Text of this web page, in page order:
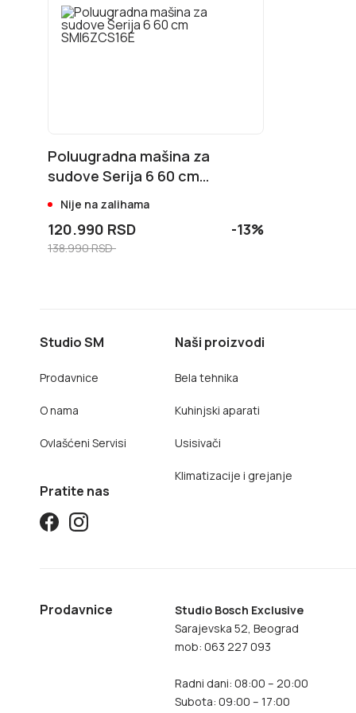
Poluugradna mašina za
sudove Serija 6 60 cm
SMI6ZCS16E
Nije na zalihama
120.990 RSD
138.990 RSD
-13%
Studio SM
Prodavnice
O nama
Ovlašćeni Servisi
Pratite nas
Naši proizvodi
Bela tehnika
Kuhinjski aparati
Usisivači
Klimatizacije i grejanje
Prodavnice
Studio Bosch Exclusive
Sarajevska 52, Beograd
mob: 063 227 093
Radni dani: 08:00 – 20:00
Subota: 09:00 – 17:00